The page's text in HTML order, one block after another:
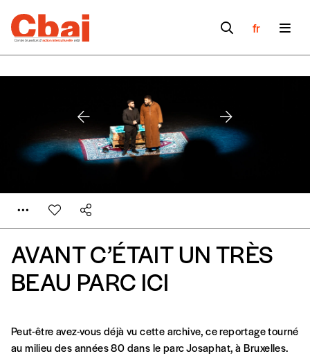
fr
AVANT C’ÉTAIT UN TRÈS
BEAU PARC ICI
Se connecter
Formulaire de
commande
Peut-être avez-vous déjà vu cette archive, ce reportage tourné
au milieu des années 80 dans le parc Josaphat, à Bruxelles.